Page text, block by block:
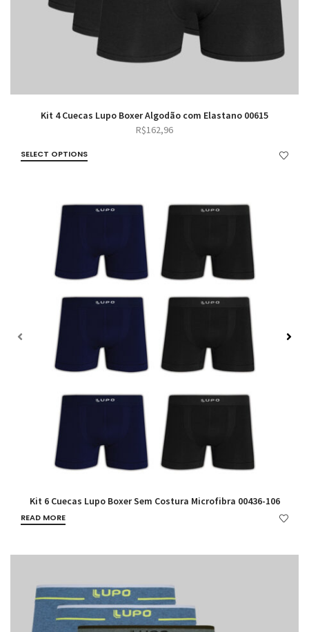
Kit 4 Cuecas Lupo Boxer Algodão com Elastano 00615
R$162,96
SELECT OPTIONS
Kit 6 Cuecas Lupo Boxer Sem Costura Microfibra 00436-106
READ MORE